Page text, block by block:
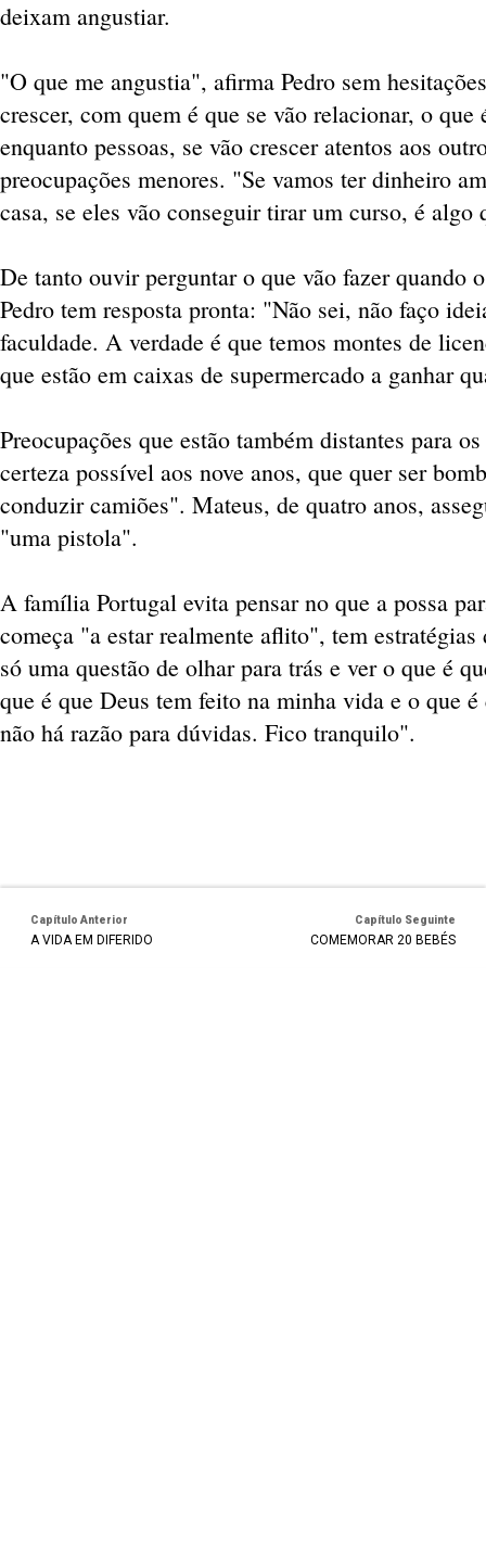
deixam angustiar.
"O que me angustia", afirma Pedro sem
crescer, com quem é que se vão relacionar, o
enquanto pessoas, se vão crescer atentos aos
preocupações menores. "Se vamos ter dinheiro
casa, se eles vão conseguir tirar um curso, é
De tanto ouvir perguntar o que vão fazer quando
Pedro tem resposta pronta: "Não sei, não faço
faculdade. A verdade é que temos montes de
que estão em caixas de supermercado a ganhar
Preocupações que estão também distantes para
certeza possível aos nove anos, que quer ser
conduzir camiões". Mateus, de quatro anos,
"uma pistola".
A família Portugal evita pensar no que a possa
começa "a estar realmente aflito", tem estratégias
só uma questão de olhar para trás e ver o que é
que é que Deus tem feito na minha vida e o que
não há razão para dúvidas. Fico tranquilo".
Capítulo Seguinte
COMEMORAR 20 BEBÉS
Capítulo Anterior
A VIDA EM DIFERIDO